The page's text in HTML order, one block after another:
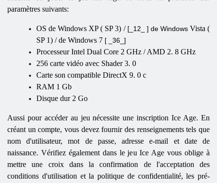
paramètres suivants:
OSde Windows XP( SP3) / [_12_ ] de Windows Vista(
SP 1) /de Windows 7 [ _36_]
ProcesseurIntel Dual Core 2 GHz / AMD 2. 8 GHz
256 carte vidéo avec Shader 3. 0
Carte son compatible DirectX 9. 0 c
RAM 1 Gb
Disque dur 2 Go
Aussi pour accéder au jeu nécessite une inscription Ice Age. En
créant un compte, vous devez fournir des renseignements tels que
nom d'utilisateur, mot de passe, adresse e-mail et date de
naissance. Vérifiez également dans le jeu Ice Age vous oblige à
mettre une croix dans la confirmation de l'acceptation des
conditions d'utilisation et la politique de confidentialité, les pré-